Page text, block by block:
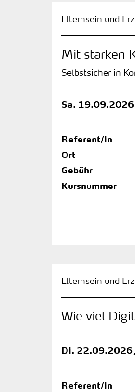
Elternsein und
Mit starken
Selbstsicher in
Sa.
Referent/in
Ort
Gebühr
Kursnummer
Elternsein und
Wie viel
Di.
Referent/in